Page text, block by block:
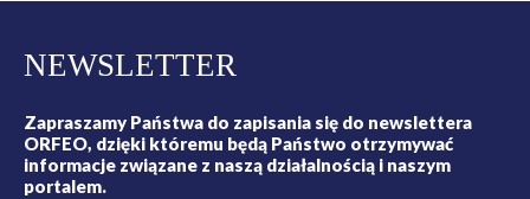
NEWSLETTER
Zapraszamy Państwa do zapisania się do newslettera
ORFEO, dzięki któremu będą Państwo otrzymywać
informacje związane z naszą działalnością i naszym
portalem.